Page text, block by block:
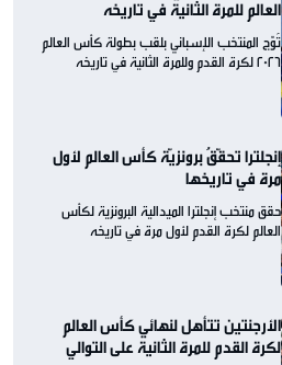
العالم للمرة الثانية في تاريخه
تُوّج المنتخب الإسباني بلقب بطولة كأس العالم
2026 لكرة القدم وللمرة الثانية في تاريخه
إنجلترا تحقّقُ برونزيّة كأس العالم لأول
مرة في تاريخها
حقق منتخب إنجلترا الميدالية البرونزية لكأس
العالم لكرة القدم لأول مرة في تاريخه
الأرجنتين تتأهل لنهائي كأس العالم
لكرة القدم للمرة الثانية على التوالي